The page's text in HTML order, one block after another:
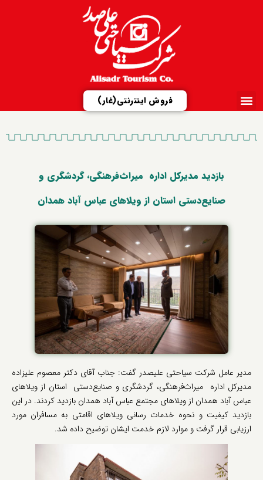
فروش اینترنتی(غار)
مدیر عامل شرکت سیاحتی علیصدر گفت: جناب آقای دکتر معصوم علیزاده
مدیرکل اداره میراث‌فرهنگی، گردشگری و صنایع‌دستی استان از ویلاهای
عباس آباد همدان از ویلاهای مجتمع عباس آباد همدان بازدید کردند. در این
بازدید کیفیت و نحوه خدمات رسانی ویلاهای اقامتی به مسافران مورد
ارزیابی قرار گرفت و موارد لازم خدمت ایشان توضیح داده شد.
بازدید مدیرکل اداره میراث‌فرهنگی، گردشگری و
صنایع‌دستی استان از ویلاهای عباس آباد همدان